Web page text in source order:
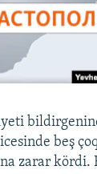
beş
zarar kördi.